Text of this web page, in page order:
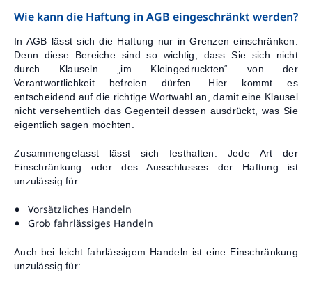
Wie kann die Haftung in AGB eingeschränkt werden?
In AGB lässt sich die Haftung nur in Grenzen einschränken.
Denn diese Bereiche sind so wichtig, dass Sie sich nicht
durch Klauseln „im Kleingedruckten“ von der
Verantwortlichkeit befreien dürfen. Hier kommt es
entscheidend auf die richtige Wortwahl an, damit eine Klausel
nicht versehentlich das Gegenteil dessen ausdrückt, was Sie
eigentlich sagen möchten.
Zusammengefasst lässt sich festhalten: Jede Art der
Einschränkung oder des Ausschlusses der Haftung ist
unzulässig für:
Vorsätzliches Handeln
Grob fahrlässiges Handeln
Auch bei leicht fahrlässigem Handeln ist eine Einschränkung
unzulässig für: